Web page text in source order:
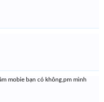
mobie bạn có không,pm mình